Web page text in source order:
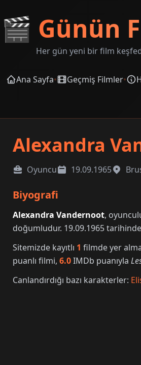
🎬 Günün
Her gün yeni bir film
Ana Sayfa• Geçmiş Filmler•
Alexandra
Oyuncu 19.09.1965
Biyografi
Alexandra Vandernoot,
doğumludur. 19.09.1965
Sitemizde kayıtlı 1 filmde yer
puanlı filmi,6.0IMDb puanıyla
Canlandırdığı bazı karakterler: